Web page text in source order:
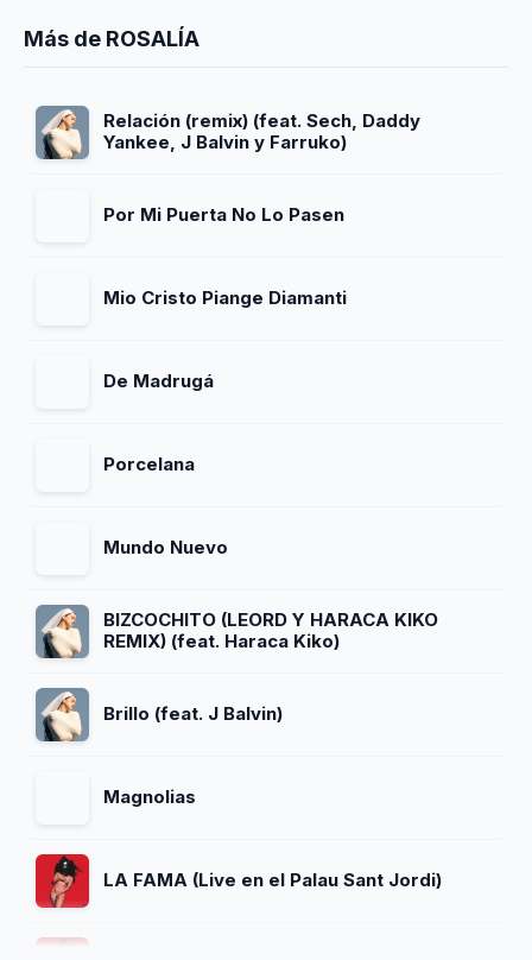
Más de ROSALÍA
Relación (remix) (feat. Sech, Daddy
Yankee, J Balvin y Farruko)
Por Mi Puerta No Lo Pasen
Mio Cristo Piange Diamanti
De Madrugá
Porcelana
Mundo Nuevo
BIZCOCHITO (LEORD Y HARACA KIKO
REMIX) (feat. Haraca Kiko)
Brillo (feat. J Balvin)
Magnolias
LA FAMA (Live en el Palau Sant Jordi)